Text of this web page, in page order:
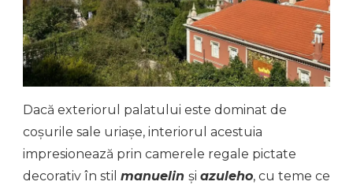
Dacă exteriorul palatului este dominat de
coșurile sale uriașe, interiorul acestuia
impresionează prin camerele regale pictate
decorativ în stil manuelin și azuleho, cu teme ce